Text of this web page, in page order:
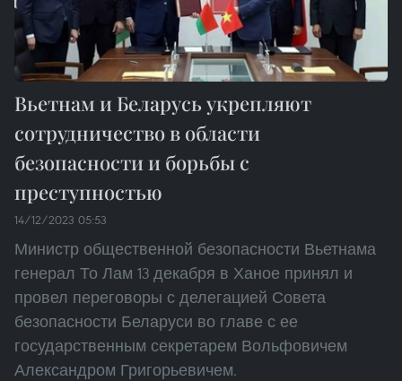
Вьетнам и Беларусь укрепляют
сотрудничество в области
безопасности и борьбы с
преступностью
14/12/2023 05:53
Министр общественной безопасности Вьетнама
генерал То Лам 13 декабря в Ханое принял и
провел переговоры с делегацией Совета
безопасности Беларуси во главе с ее
государственным секретарем Вольфовичем
Александром Григорьевичем.